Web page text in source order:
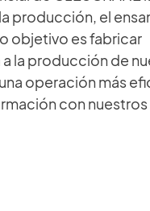
en cualquier momento y
cronogramas
manuales de instalación y
de
materiales, esquemas
de prueba.
producción, el
objetivo es fabricar
la producción de
operación más
con